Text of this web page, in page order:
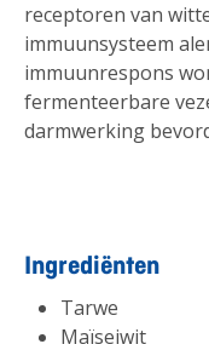
receptoren van
immuunsysteem
immuunrespons
fermenteerbare
darmwerking
Ingrediënten
Tarwe
Maïseiwit